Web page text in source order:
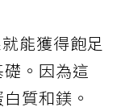
能獲得飽足
。因為這
質和鎂。